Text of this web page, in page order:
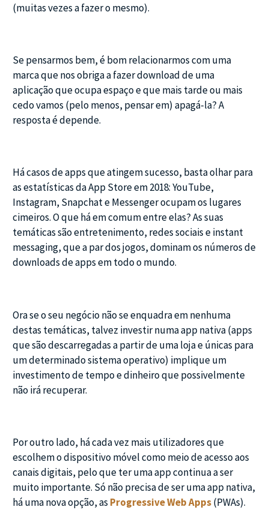
(muitas vezes a fazer o mesmo).
Se pensarmos bem, é bom relacionarmos com uma
marca que nos obriga a fazer download de uma
aplicação que ocupa espaço e que mais tarde ou mais
cedo vamos (pelo menos, pensar em) apagá-la? A
resposta é depende.
Há casos de apps que atingem sucesso, basta olhar para
as estatísticas da App Store em 2018: YouTube,
Instagram, Snapchat e Messenger ocupam os lugares
cimeiros. O que há em comum entre elas? As suas
temáticas são entretenimento, redes sociais e instant
messaging, que a par dos jogos, dominam os números de
downloads de apps em todo o mundo.
Ora se o seu negócio não se enquadra em nenhuma
destas temáticas, talvez investir numa app nativa (apps
que são descarregadas a partir de uma loja e únicas para
um determinado sistema operativo) implique um
investimento de tempo e dinheiro que possivelmente
não irá recuperar.
Por outro lado, há cada vez mais utilizadores que
escolhem o dispositivo móvel como meio de acesso aos
canais digitais, pelo que ter uma app continua a ser
muito importante. Só não precisa de ser uma app nativa,
há uma nova opção, as Progressive Web Apps(PWAs).